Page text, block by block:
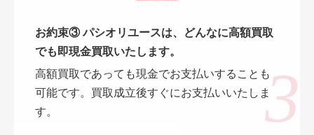
お約束③ パシオリユースは、どんなに高額買取
でも即現金買取いたします。
高額買取であっても現金でお支払いすることも
可能です。買取成立後すぐにお支払いいたしま
す。